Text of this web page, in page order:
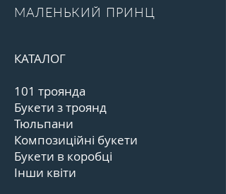
МАЛЕНЬКИЙ ПРИНЦ
КАТАЛОГ
101 троянда
Букети з троянд
Тюльпани
Композиційні букети
Букети в коробці
Інши квіти